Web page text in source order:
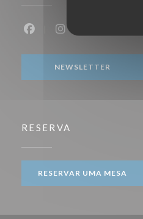
Facebook ((abre numa
Instagram
NEWSLETTER
RESERVA
RESERVAR UMA MESA